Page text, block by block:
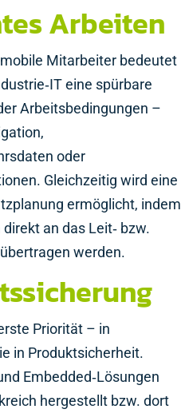
Arbeiten
Mitarbeiter bedeutet
eine spürbare
Arbeitsbedingungen –
oder
Gleichzeitig wird eine
ermöglicht, indem
an das Leit‑ bzw.
werden.
Priorität – in
in Produktsicherheit.
Embedded‑Lösungen
hergestellt bzw. dort